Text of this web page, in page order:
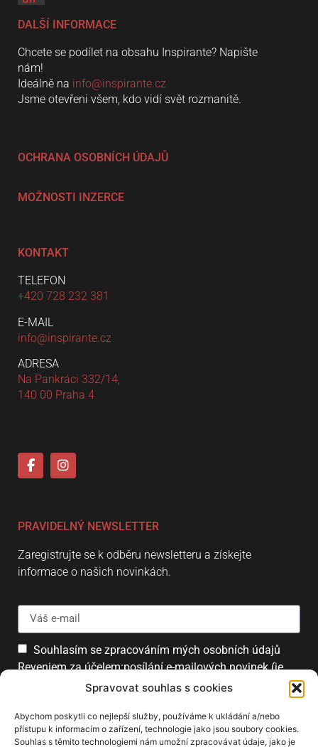
Spravovat souhlas s cookies
Abychom poskytli co nejlepší služby, používáme k ukládání a/nebo
přístupu k informacím o zařízení, technologie jako jsou soubory cookies.
Souhlas s těmito technologiemi nám umožní zpracovávat údaje, jako je
DALŠÍ INFORMACE
Chcete se podílet na obsahu Inspirante? Napište
nám!
Ideálně na info@inspirante.cz
Jsme otevřeni všem, kdo vidí svět rozmanitě.
OCHRANA OSOBNÍCH ÚDAJŮ
MOŽNOSTI INZERCE
KONTAKT
TELEFON
+420 728 232 381
E-MAIL
info@inspirante.cz
ADRESA
Na Pankráci 332/14,
140 00 Praha 4
PRAVIDELNÝ NEWSLETTER
Zaregistrujte se k odběru newsletteru a získejte
informace o našich novinkách.
Souhlasím se zpracováním mých osobních údajů
Reveniem za účelem:posílání e-mailových novinek (je
možné se kdykoliv odhlásit).
Přihlásit